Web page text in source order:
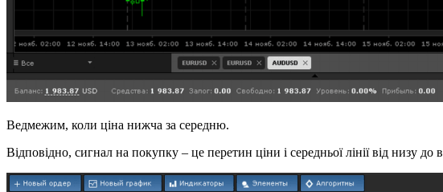
Ведмежим, коли ціна нижча за середню.
Відповідно, сигнал на покупку – це перетин ціни і середньої лінії від низу до